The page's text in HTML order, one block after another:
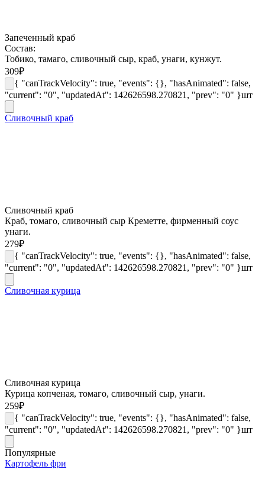
Запеченный краб
Состав:
Тобико, тамаго, сливочный сыр, краб, унаги, кунжут.
309₽
{ "canTrackVelocity": true, "events": {}, "hasAnimated": false,
"current": "0", "updatedAt": 142626598.270821, "prev": "0" }шт
Сливочный краб
Сливочный краб
Краб, томаго, сливочный сыр Креметте, фирменный соус
унаги.
279₽
{ "canTrackVelocity": true, "events": {}, "hasAnimated": false,
"current": "0", "updatedAt": 142626598.270821, "prev": "0" }шт
Сливочная курица
Сливочная курица
Курица копченая, томаго, сливочный сыр, унаги.
259₽
{ "canTrackVelocity": true, "events": {}, "hasAnimated": false,
"current": "0", "updatedAt": 142626598.270821, "prev": "0" }шт
Популярные
Картофель фри